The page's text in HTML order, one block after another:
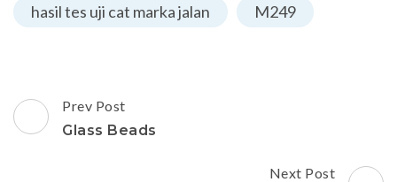
hasil tes uji cat marka jalan
M249
Post
Navigation
Prev Post
Glass Beads
Next Post